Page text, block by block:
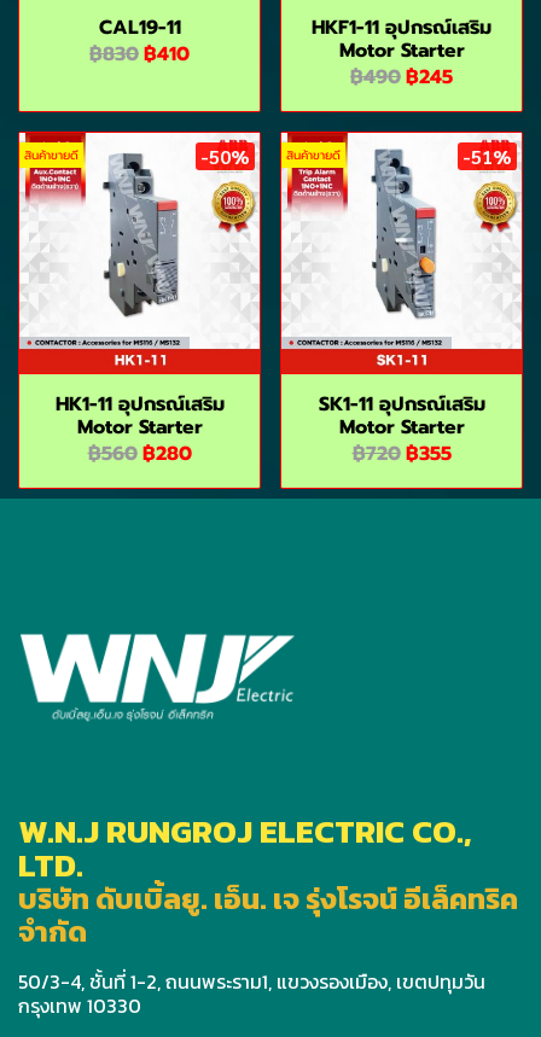
CAL19-11
฿830฿410
HKF1-11 อุปกรณ์เสริม
Motor Starter
฿490฿245
สินค้าขายดี -50%
HK1-11 อุปกรณ์เสริม
Motor Starter
฿560฿280
สินค้าขายดี -51%
SK1-11 อุปกรณ์เสริม
Motor Starter
฿720฿355
W.N.J RUNGROJ ELECTRIC CO.,
LTD.
บริษัท ดับเบิ้ลยู. เอ็น. เจ รุ่งโรจน์ อีเล็คทริค
จำกัด
50/3-4, ชั้นที่ 1-2, ถนนพระราม1, แขวงรองเมือง, เขตปทุมวัน
กรุงเทพ 10330